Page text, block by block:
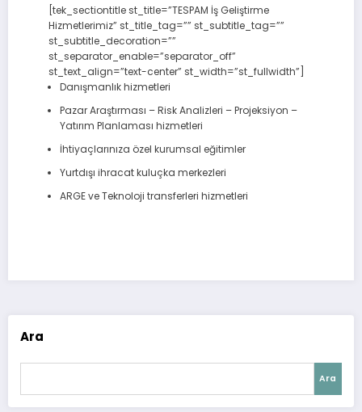
[tek_sectiontitle st_title=”TESPAM İş Geliştirme
Hizmetlerimiz” st_title_tag=”” st_subtitle_tag=””
st_subtitle_decoration=””
st_separator_enable=”separator_off”
st_text_align=”text-center” st_width=”st_fullwidth”]
Danışmanlık hizmetleri
Pazar Araştırması – Risk Analizleri – Projeksiyon –
Yatırım Planlaması hizmetleri
İhtiyaçlarınıza özel kurumsal eğitimler
Yurtdışı ihracat kuluçka merkezleri
ARGE ve Teknoloji transferleri hizmetleri
Ara
Ara